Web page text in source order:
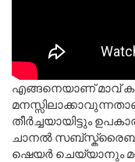
എങ്ങനെയാണ് മാവ്
തീർച്ചയായിട്ടും
ചാനൽ
ഷെയർ ചെയ്യാനും